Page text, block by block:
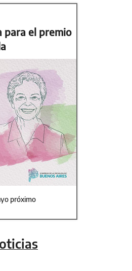
para el premio
próximo